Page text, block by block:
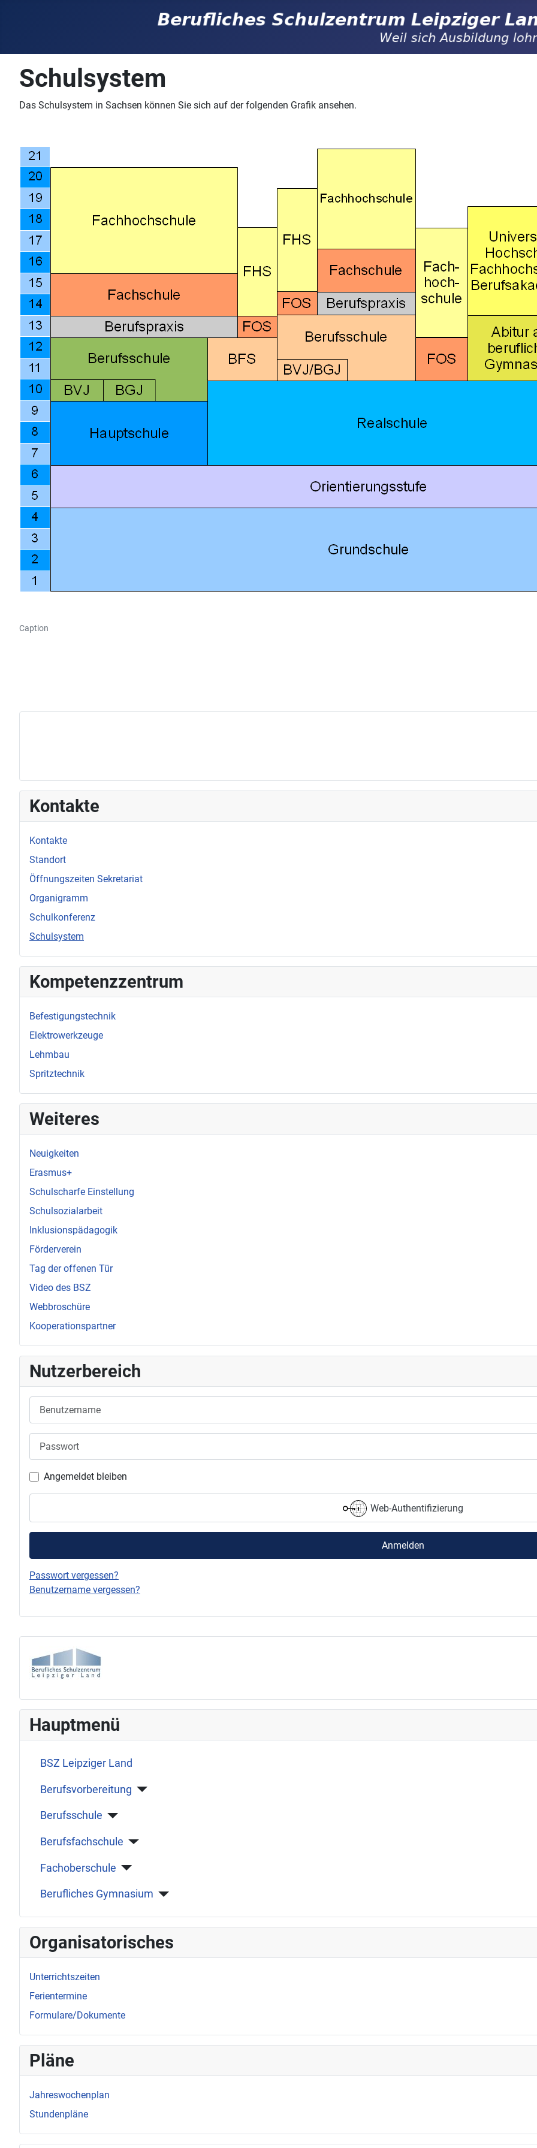
Hauptmenü
BSZ Leipziger Land
Berufsvorbereitung
Berufsschule
Berufsfachschule
Fachoberschule
Berufliches Gymnasium
Organisatorisches
Unterrichtszeiten
Ferientermine
Formulare/Dokumente
Pläne
Jahreswochenplan
Stundenpläne
Schulsystem
Das Schulsystem in Sachsen können Sie sich auf der folgenden Grafik ansehen.
Caption
Kontakte
Kontakte
Standort
Öffnungszeiten Sekretariat
Organigramm
Schulkonferenz
Schulsystem
Kompetenzzentrum
Befestigungstechnik
Elektrowerkzeuge
Lehmbau
Spritztechnik
Weiteres
Neuigkeiten
Erasmus+
Schulscharfe Einstellung
Schulsozialarbeit
Inklusionspädagogik
Förderverein
Tag der offenen Tür
Video des BSZ
Webbroschüre
Kooperationspartner
Nutzerbereich
Angemeldet bleiben
Web-Authentifizierung
Anmelden
Passwort vergessen?
Benutzername vergessen?